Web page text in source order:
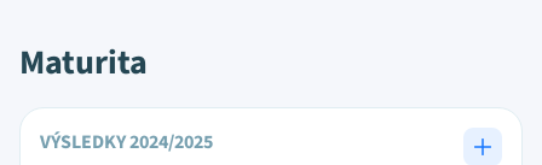
Maturita
VÝSLEDKY 2024/2025